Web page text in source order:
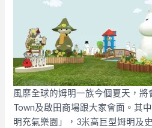
風靡全球的姆明一族今個夏天，
Town及啟田商場跟大家會面。其
明充氣樂園」，3米高巨型姆明及